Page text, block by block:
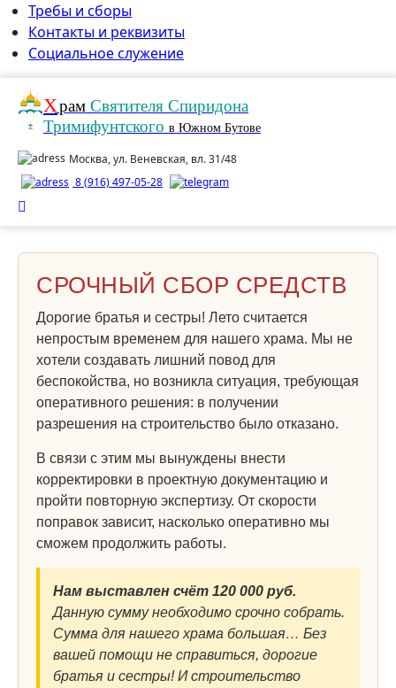
Требы и сборы
Контакты и реквизиты
Социальное служение
Храм Святителя Спиридона
Тримифунтского в Южном Бутове
Москва, ул. Веневская, вл. 31/48
8 (916) 497-05-28
СРОЧНЫЙ СБОР СРЕДСТВ
Дорогие братья и сестры! Лето считается
непростым временем для нашего храма. Мы не
хотели создавать лишний повод для
беспокойства, но возникла ситуация, требующая
оперативного решения: в получении
разрешения на строительство было отказано.
В связи с этим мы вынуждены внести
корректировки в проектную документацию и
пройти повторную экспертизу. От скорости
поправок зависит, насколько оперативно мы
сможем продолжить работы.
Нам выставлен счёт 120 000 руб.
Данную сумму необходимо срочно собрать.
Сумма для нашего храма большая… Без
вашей помощи не справиться, дорогие
братья и сестры! И строительство